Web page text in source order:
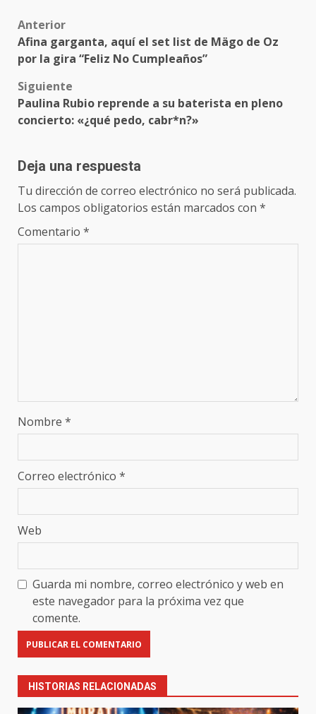
Post
navigation
Anterior
Afina garganta, aquí el set list de Mägo de Oz
por la gira “Feliz No Cumpleaños”
Siguiente
Paulina Rubio reprende a su baterista en pleno
concierto: «¿qué pedo, cabr*n?»
Deja una respuesta
Tu dirección de correo electrónico no será publicada.
Los campos obligatorios están marcados con *
Comentario *
Nombre *
Correo electrónico *
Web
Guarda mi nombre, correo electrónico y web en
este navegador para la próxima vez que
comente.
HISTORIAS RELACIONADAS